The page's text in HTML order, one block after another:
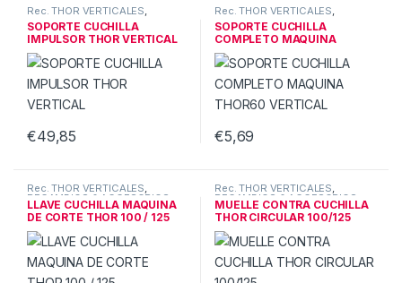
Rec. THOR VERTICALES
RECAMBIOS & ACCESORIOS
CORTE
SOPORTE CUCHILLA
IMPULSOR THOR VERTICAL
€49,85
Rec. THOR VERTICALES
RECAMBIOS & ACCESORIOS
CORTE
SOPORTE CUCHILLA
COMPLETO MAQUINA
THOR60 VERTICAL
€5,69
Rec. THOR VERTICALES,
RECAMBIOS & ACCESORIOS
CORTE
LLAVE CUCHILLA MAQUINA
DE CORTE THOR 100 / 125
Rec. THOR VERTICALES,
RECAMBIOS & ACCESORIOS
CORTE
MUELLE CONTRA CUCHILLA
THOR CIRCULAR 100/125